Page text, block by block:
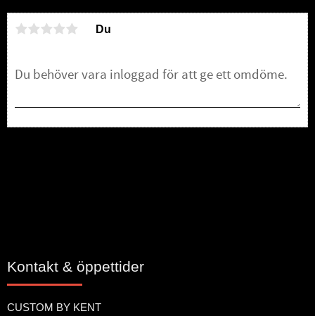
Du
Kontakt & öppettider
CUSTOM BY KENT